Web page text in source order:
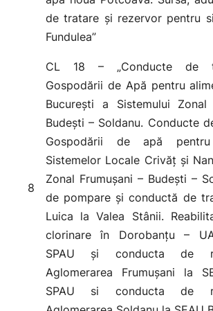
de tratare și rezervor pentru
Fundulea”
8
CL 18 – „Conducte de
Gospodării de Apă pentru
București a Sistemului Zonal
Budești – Soldanu. Conducte
Gospodării de apă pentru
Sistemelor Locale Crivăț și
Zonal Frumușani – Budești –
de pompare și conductă de
Luica la Valea Stânii.
clorinare în Dorobanțu –
SPAU și conducta de
Aglomerarea Frumușani la
SPAU si conducta de